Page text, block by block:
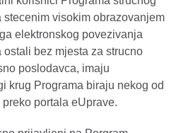
visokim obrazovanjem
elektronskog povezivanja
bez mjesta za strucno
poslodavca, imaju
krug Programa biraju nekog od
portala eUprave.